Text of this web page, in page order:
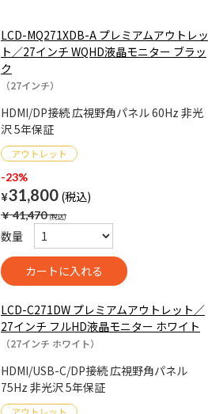
LCD-MQ271XDB-A プレミアムアウトレッ
ト／27インチ WQHD液晶モニター ブラッ
ク
（27インチ）
HDMI/DP接続 広視野角パネル 60Hz 非光
沢 5年保証
-23%
¥31,800
￥41,470
数量
LCD-C271DW プレミアムアウトレット／
27インチ フルHD液晶モニター ホワイト
（27インチ ホワイト）
HDMI/USB-C/DP接続 広視野角パネル
75Hz 非光沢 5年保証